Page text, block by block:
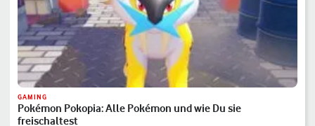
GAMING
Pokémon Pokopia: Alle Pokémon und wie Du sie
freischaltest